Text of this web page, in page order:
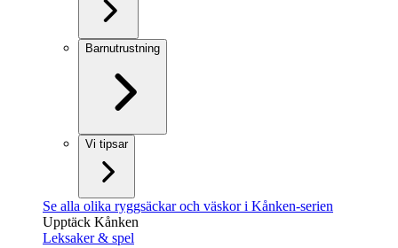
Barnutrustning
Vi tipsar
Se alla olika ryggsäckar och väskor i Kånken-serien
Upptäck Kånken
Leksaker & spel